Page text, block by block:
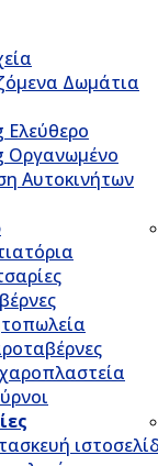
Δωμάτια
Ελεύθερο
Οργανωμένο
Αυτοκινήτων